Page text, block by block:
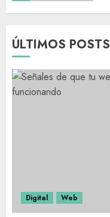
ÚLTIMOS POSTS
Digital Web